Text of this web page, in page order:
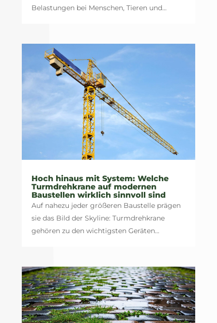
Belastungen bei Menschen, Tieren und...
Hoch hinaus mit System: Welche
Turmdrehkrane auf modernen
Baustellen wirklich sinnvoll sind
Auf nahezu jeder größeren Baustelle prägen
sie das Bild der Skyline: Turmdrehkrane
gehören zu den wichtigsten Geräten...